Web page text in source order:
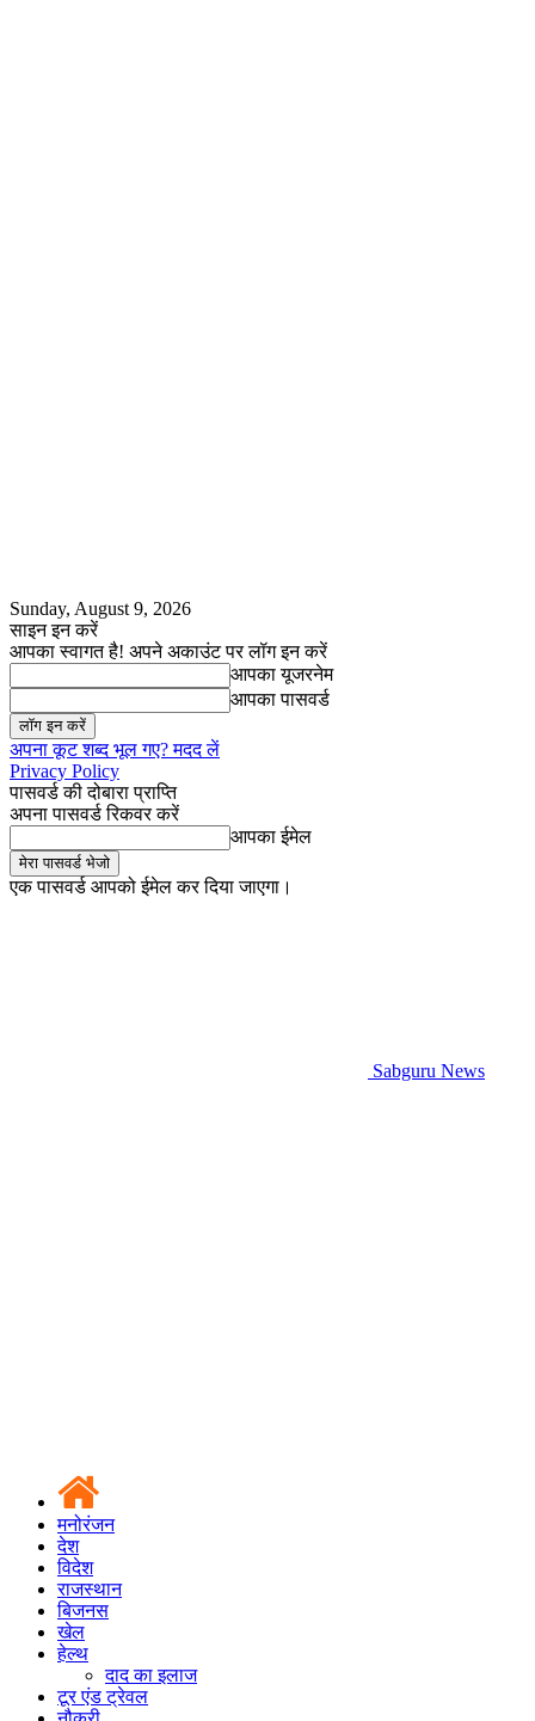
Sunday, August 9, 2026
साइन इन करें
आपका स्वागत है! अपने अकाउंट पर लॉग इन करें
आपका यूजरनेम
आपका पासवर्ड
अपना कूट शब्द भूल गए? मदद लें
Privacy Policy
पासवर्ड की दोबारा प्राप्ति
अपना पासवर्ड रिकवर करें
आपका ईमेल
एक पासवर्ड आपको ईमेल कर दिया जाएगा।
Sabguru News
मनोरंजन
देश
विदेश
राजस्थान
बिजनस
खेल
हेल्थ
दाद का इलाज
टूर एंड ट्रेवल